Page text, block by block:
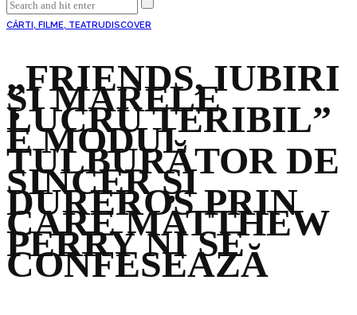
CĂRTI, FILME, TEATRUDISCOVER
„FRIENDS, IUBIRI
ȘI MARELE
LUCRU TERIBIL”
E MODUL
TULBURĂTOR DE
SINCER ȘI
DUREROS PRIN
CARE MATTHEW
PERRY NI SE
CONFESEAZĂ